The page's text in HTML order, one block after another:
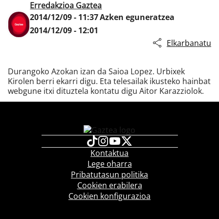
Erredakzioa Gaztea
2014/12/09 - 11:37Azken eguneratzea
2014/12/09 - 12:01
Elkarbanatu
Durangoko Azokan izan da Saioa Lopez. Urbixek
Kirolen berri ekarri digu. Eta telesailak ikusteko hainbat
webgune itxi dituztela kontatu digu Aitor Karazziolok.
Kontaktua
Lege oharra
Pribatutasun politika
Cookien erabilera
Cookien konfigurazioa